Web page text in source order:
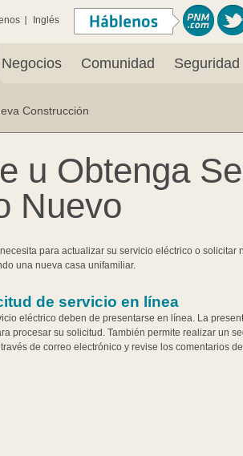
Inglés
Negocios Comunidad Seguridad
Construcción
u Obtenga
Nuevo
para actualizar su servicio eléctrico o
una nueva casa unifamiliar.
de servicio en línea
eléctrico deben de presentarse en línea. La
procesar su solicitud. También permite realizar un
de correo electrónico y revise los comentarios